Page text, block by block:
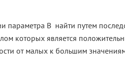
B найти путем
которых является
от малых к большим